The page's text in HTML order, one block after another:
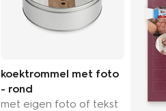
koektrommel met foto
- rond
met eigen foto of tekst